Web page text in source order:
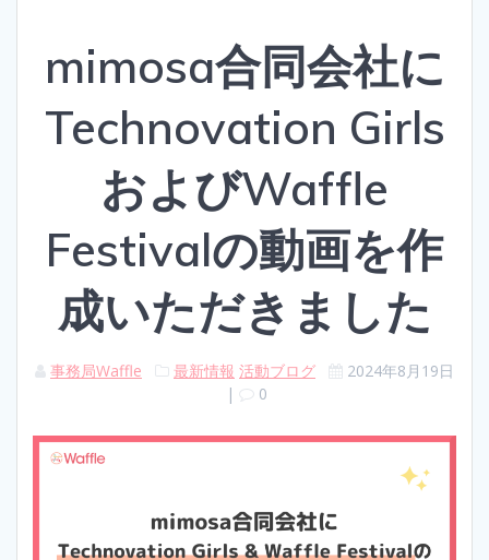
mimosa合同会社に
Technovation Girls
およびWaffle
Festivalの動画を作
成いただきました
事務局Waffle 最新情報 活動ブログ
2024年8月19日
|
0